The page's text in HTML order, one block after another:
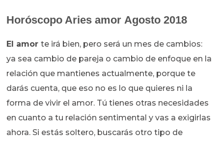
Horóscopo Aries amor Agosto 2018
El amorte irá bien, pero será un mes de cambios:
ya sea cambio de pareja o cambio de enfoque en la
relación que mantienes actualmente, porque te
darás cuenta, que eso no es lo que quieres ni la
forma de vivir el amor. Tú tienes otras necesidades
en cuanto a tu relación sentimental y vas a exigirlas
ahora. Si estás soltero, buscarás otro tipo de